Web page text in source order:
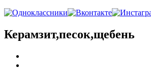
Керамзит,песок,щебень